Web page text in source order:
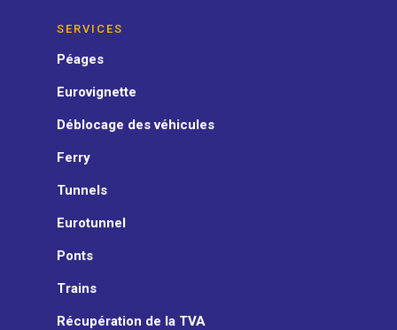
SERVICES
Péages
Eurovignette
Déblocage des véhicules
Ferry
Tunnels
Eurotunnel
Ponts
Trains
Récupération de la TVA